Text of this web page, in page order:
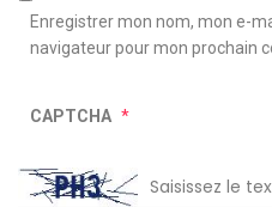
Enregistrer mon nom, mon e-
navigateur pour mon prochain
CAPTCHA *
Saisissez le